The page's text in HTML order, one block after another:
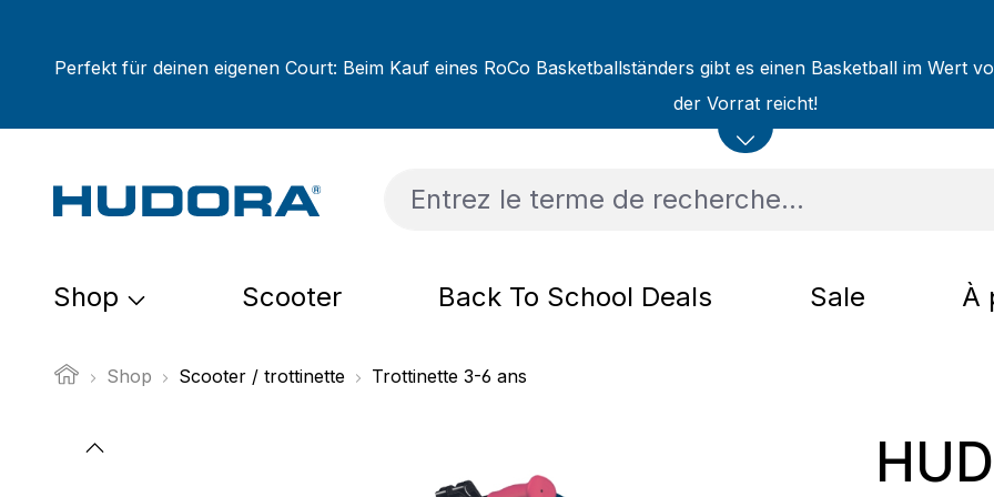
Perfekt für deinen eigenen Court: Beim Kauf eines RoCo Basketballständers gibt es einen Basketball im Wert
der Vorrat reicht!
Shop Scooter Back To School Deals Sale À
Shop Scooter / trottinette Trottinette 3-6 ans
Ignorer la galerie d'images